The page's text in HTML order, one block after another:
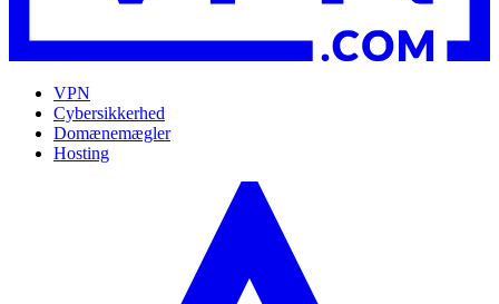
VPN
Cybersikkerhed
Domænemægler
Hosting